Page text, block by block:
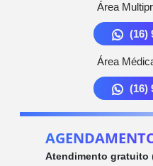
Área
(16)
Área
(16)
Atendimento gratuito